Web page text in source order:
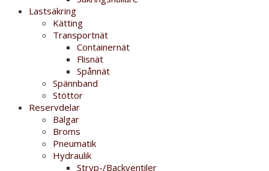
Lastsäkring
Kätting
Transportnät
Containernät
Flisnät
Spånnät
Spännband
Stöttor
Reservdelar
Bälgar
Broms
Pneumatik
Hydraulik
Stryp-/Backventiler